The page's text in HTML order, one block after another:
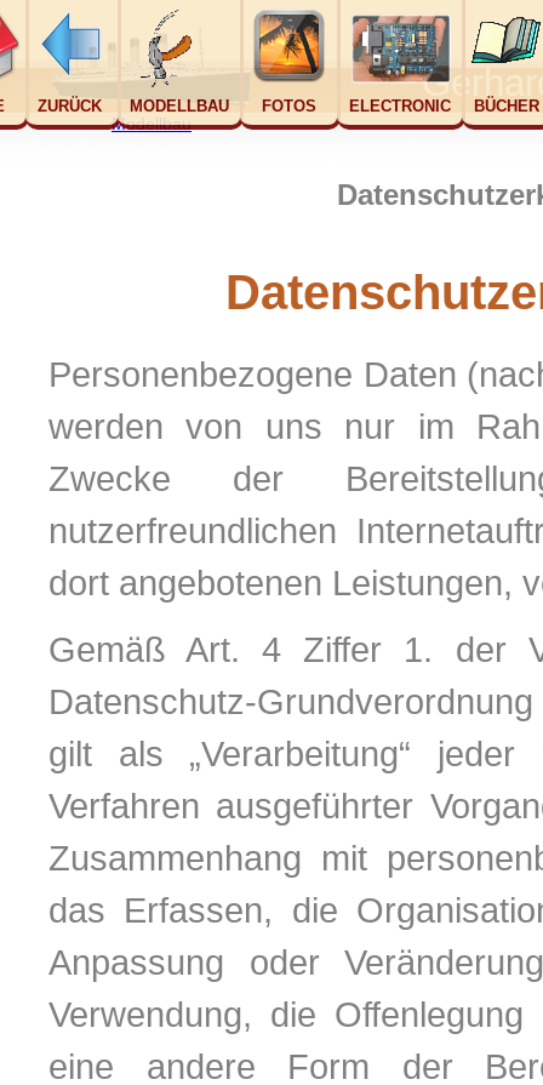
ZURÜCK MODELLBAU FOTOS ELECTRONIC
Modellbau
Personenbezogene Daten
werden von uns nur im
Zwecke der
nutzerfreundlichen
dort angebotenen Leistungen,
Gemäß Art. 4 Ziffer 1. der
Datenschutz-
gilt als „Verarbeitung“
Verfahren ausgeführter
Zusammenhang mit
das Erfassen, die
Anpassung oder
Verwendung, die
eine andere Form der